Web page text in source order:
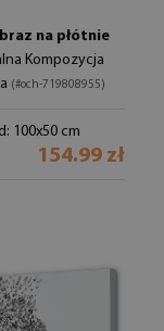
na płótnie
Kompozycja
(#och-719808955)
100x50 cm
154.99 zł